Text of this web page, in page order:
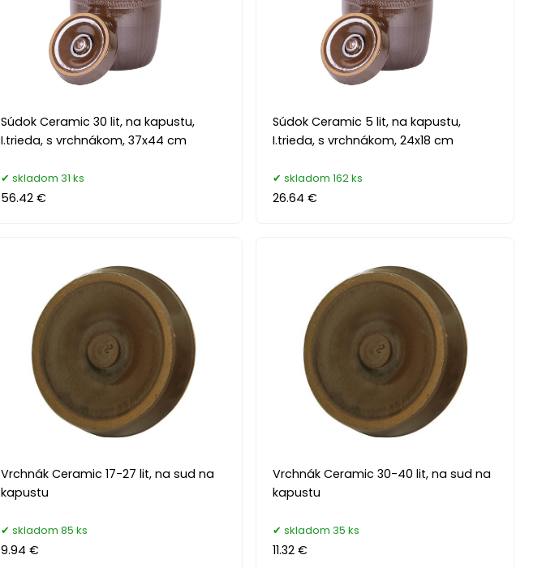
Súdok Ceramic 30 lit, na kapustu,
I.trieda, s vrchnákom, 37x44 cm
skladom 31 ks
56.42 €
Súdok Ceramic 5 lit, na kapustu,
I.trieda, s vrchnákom, 24x18 cm
skladom 162 ks
26.64 €
Vrchnák Ceramic 17-27 lit, na sud na
kapustu
skladom 85 ks
9.94 €
Vrchnák Ceramic 30-40 lit, na sud na
kapustu
skladom 35 ks
11.32 €